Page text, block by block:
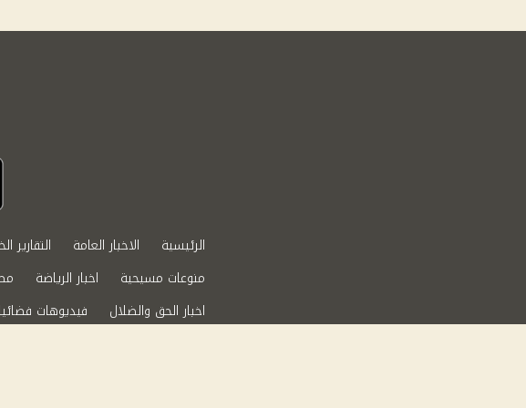
الرئيسية الاخبار العامة التقارير
منوعات مسيحية
اخبار الرياضة
اخبار الحق والضلال
فيديوهات